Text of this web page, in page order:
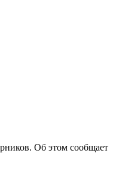
Об этом сообщает